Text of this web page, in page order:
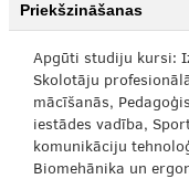
Priekšzināšanas
Apgūti studiju kursi:
Skolotāju
mācīšanās,
iestādes vadība,
komunikāciju
Biomehānika un